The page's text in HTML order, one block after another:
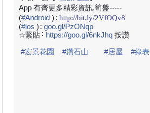
App 有齊更多精彩資訊.筍盤-----
(#Android ) : http://bit.ly/2VfOQv8
(#los ) : goo.gl/PzONqp
☆緊貼 :https://goo.gl/6nkJhq 按讚
#宏景花園 #鑽石山 #居屋 #綠表